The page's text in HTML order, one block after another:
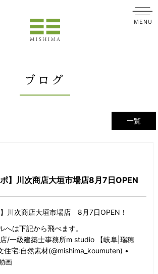
ブログ
一覧
ポ】川次商店大垣市場店8月7日OPEN
】川次商店大垣市場店 8月7日OPEN！
は下記から飛べます。
/一級建築士事務所m studio 【岐阜|瑞穂
住宅:自然素材(@mishima_koumuten) •
画